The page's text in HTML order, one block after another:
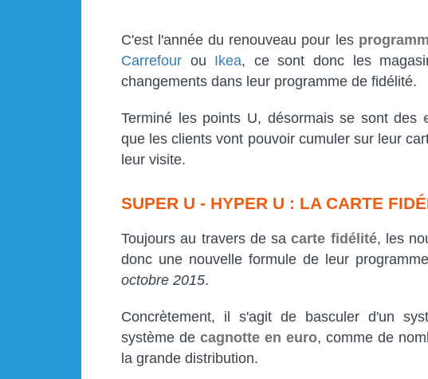
C'est l'année du renouveau pour les
Carrefour ou Ikea, ce sont donc les
changements dans leur programme de fidélité.
Terminé les points U, désormais se sont des
que les clients vont pouvoir cumuler sur leur
leur visite.
SUPER U - HYPER U : LA CARTE
Toujours au travers de sacarte fidélité, les
donc une nouvelle formule de leur
octobre 2015.
Concrètement, il s'agit de basculer d'un
système de cagnotte en euro, comme de
la grande distribution.